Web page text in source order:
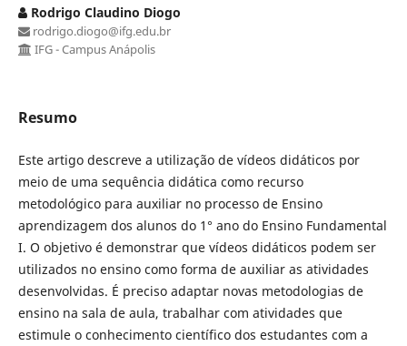
Rodrigo Claudino Diogo
rodrigo.diogo@ifg.edu.br
IFG - Campus Anápolis
Resumo
Este artigo descreve a utilização de vídeos didáticos por
meio de uma sequência didática como recurso
metodológico para auxiliar no processo de Ensino
aprendizagem dos alunos do 1° ano do Ensino Fundamental
I. O objetivo é demonstrar que vídeos didáticos podem ser
utilizados no ensino como forma de auxiliar as atividades
desenvolvidas. É preciso adaptar novas metodologias de
ensino na sala de aula, trabalhar com atividades que
estimule o conhecimento científico dos estudantes com a